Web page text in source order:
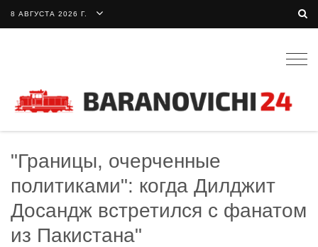
8 АВГУСТА 2026 Г.
"Границы, очерченные
политиками": когда Дилджит
Досандж встретился с фанатом
из Пакистана"